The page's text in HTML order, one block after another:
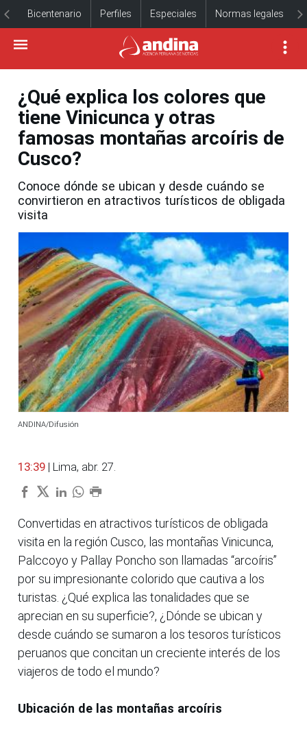
Bicentenario Perfiles Especiales Normas legales
¿Qué explica los colores que
tiene Vinicunca y otras
famosas montañas arcoíris de
Cusco?
Conoce dónde se ubican y desde cuándo se
convirtieron en atractivos turísticos de obligada
visita
ANDINA/Difusión
13:39 | Lima, abr. 27.
Convertidas en atractivos turísticos de obligada
visita en la región Cusco, las montañas Vinicunca,
Palccoyo y Pallay Poncho son llamadas “arcoíris”
por su impresionante colorido que cautiva a los
turistas. ¿Qué explica las tonalidades que se
aprecian en su superficie?, ¿Dónde se ubican y
desde cuándo se sumaron a los tesoros turísticos
peruanos que concitan un creciente interés de los
viajeros de todo el mundo?
Ubicación de las montañas arcoíris